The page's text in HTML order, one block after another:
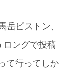
ピストン、
ロングで投稿
て行ってしか